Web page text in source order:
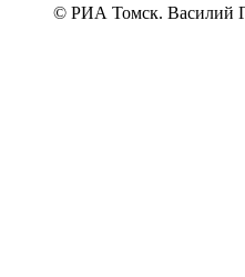
© РИА Томск. Василий